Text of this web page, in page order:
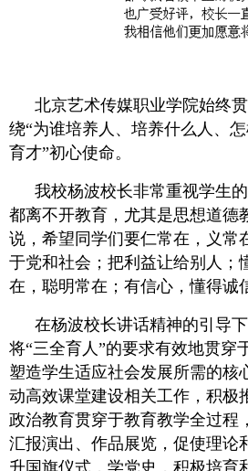
北京艺术传媒职业学院始终
绕“为谁培养人、培养什么人、
育才”初心使命。
我校杨波校长非常重视学生
都离不开教育，尤其是思想道德
说，希望同学们要仁常在，义常
于党和社会；把利益让给别人；
在，聪明常在；有信心，懂得诚
在杨波校长讲话精神的引导
将“三全育人”的要求有效地贯穿
塑造学生适应社会发展所需的核
动高效课堂建设相关工作，积极
政治教育贯穿于教育教学全过程
汇报演出、作品展览，促使理论
升国旗仪式，学党史，积极培育